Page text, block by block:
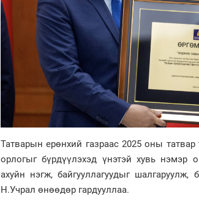
Татварын ерөнхий газраас 2025 оны
орлогыг бүрдүүлэхэд үнэтэй хувь нэмэр
ахуйн нэгж, байгууллагуудыг
Н.Учрал өнөөдөр гардууллаа.